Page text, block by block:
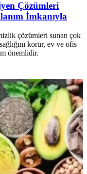
Çözümleri
İmkanıyla
çözümleri sunan çok
korur, ev ve ofis
önemlidir.